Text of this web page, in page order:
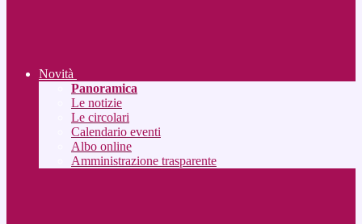
Novità
Panoramica
Le notizie
Le circolari
Calendario eventi
Albo online
Amministrazione trasparente